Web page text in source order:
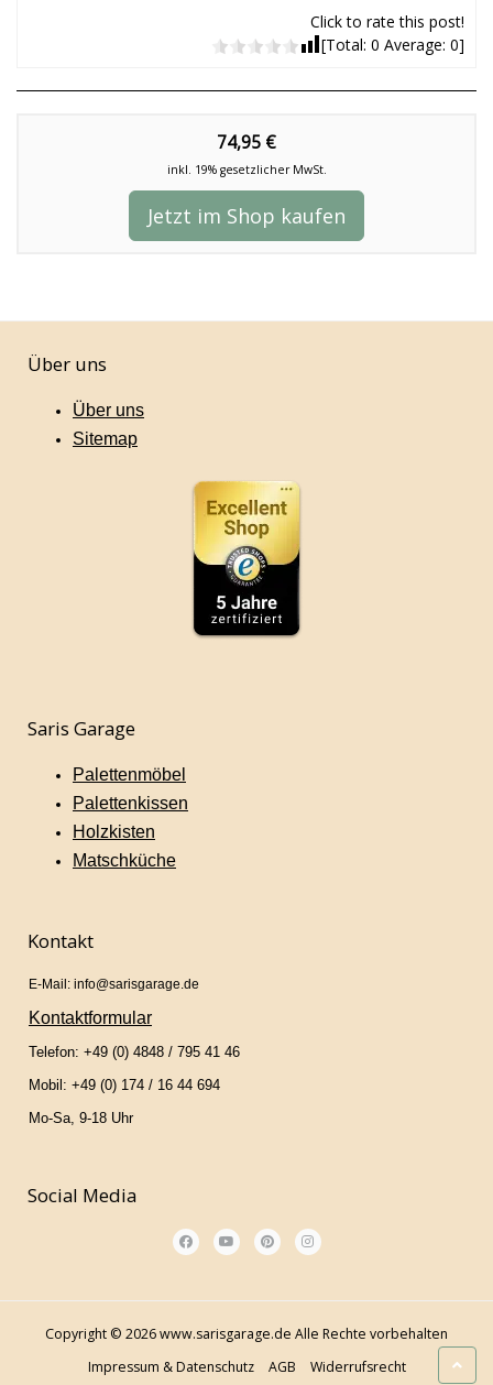
Click to rate this post!
[Total: 0 Average: 0]
74,95 €
inkl. 19% gesetzlicher MwSt.
Jetzt im Shop kaufen
Über uns
Über uns
Sitemap
Saris Garage
Palettenmöbel
Palettenkissen
Holzkisten
Matschküche
Kontakt
E-Mail: info@sarisgarage.de
Kontaktformular
Telefon: +49 (0) 4848 / 795 41 46
Mobil: +49 (0) 174 / 16 44 694
Mo-Sa, 9-18 Uhr
Social Media
Copyright © 2026 www.sarisgarage.de Alle Rechte vorbehalten
Impressum & Datenschutz
AGB Widerrufsrecht